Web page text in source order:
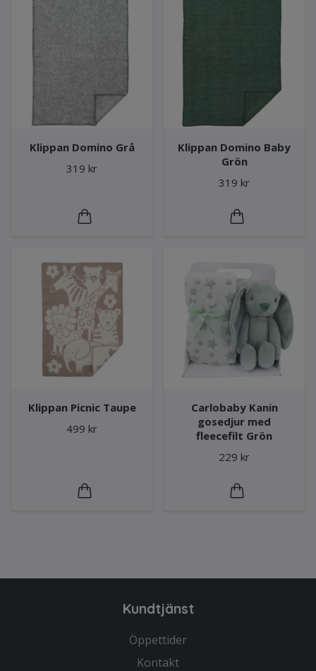
Klippan Domino Grå
319 kr
Klippan Domino Baby
Grön
319 kr
Klippan Picnic Taupe
499 kr
Carlobaby Kanin
gosedjur med
fleecefilt Grön
229 kr
Kundtjänst
Öppettider
Kontakt